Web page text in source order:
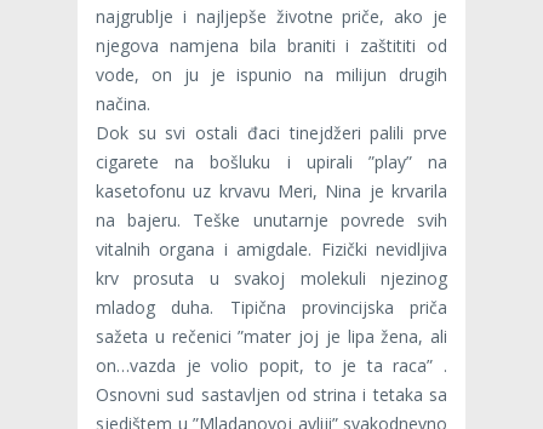
najgrublje i najljepše životne priče, ako je
njegova namjena bila braniti i zaštititi od
vode, on ju je ispunio na milijun drugih
načina.
Dok su svi ostali đaci tinejdžeri palili prve
cigarete na bošluku i upirali ”play” na
kasetofonu uz krvavu Meri, Nina je krvarila
na bajeru. Teške unutarnje povrede svih
vitalnih organa i amigdale. Fizički nevidljiva
krv prosuta u svakoj molekuli njezinog
mladog duha. Tipična provincijska priča
sažeta u rečenici ”mater joj je lipa žena, ali
on…vazda je volio popit, to je ta raca” .
Osnovni sud sastavljen od strina i tetaka sa
sjedištem u ”Mladanovoj avliji” svakodnevno